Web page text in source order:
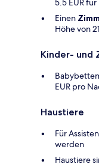
5.5 EUR
Einen
Höhe von
Kinder- und
EUR pro
Haustiere
Für
werden
Haustiere